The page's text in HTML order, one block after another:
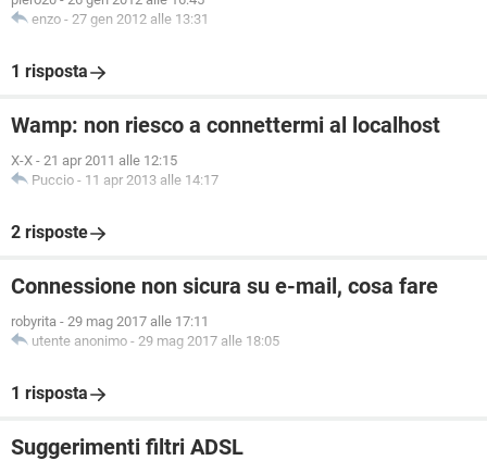
enzo - 27 gen 2012 alle 13:31
1 risposta
Wamp: non riesco a connettermi al localhost
X-X - 21 apr 2011 alle 12:15
Puccio - 11 apr 2013 alle 14:17
2 risposte
Connessione non sicura su e-mail, cosa fare
robyrita - 29 mag 2017 alle 17:11
utente anonimo - 29 mag 2017 alle 18:05
1 risposta
Suggerimenti filtri ADSL